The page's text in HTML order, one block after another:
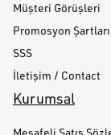
Müşteri Görüşleri
Promosyon Şartları
SSS
İletişim / Contact
Kurumsal
Mesafeli Satış